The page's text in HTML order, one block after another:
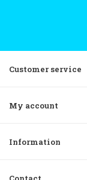
Customer service
My account
Information